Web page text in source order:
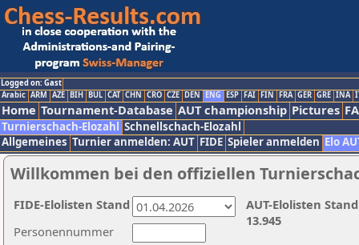
Logged on: Gast
Arabic ARM AZE BIH BUL CAT CHN CRO CZE DEN ENG ESP FAI FIN FRA GER GRE INA
Home Tournament-Database AUT championship Pictures
Turnierschach-Elozahl Schnellschach-Elozahl
Allgemeines Turnier anmelden: AUT FIDE Spieler anmelden Elo
Willkommen bei den offiziellen
Personennummer
AUT-Elolisten
13.945
FIDE-Elolisten Stand